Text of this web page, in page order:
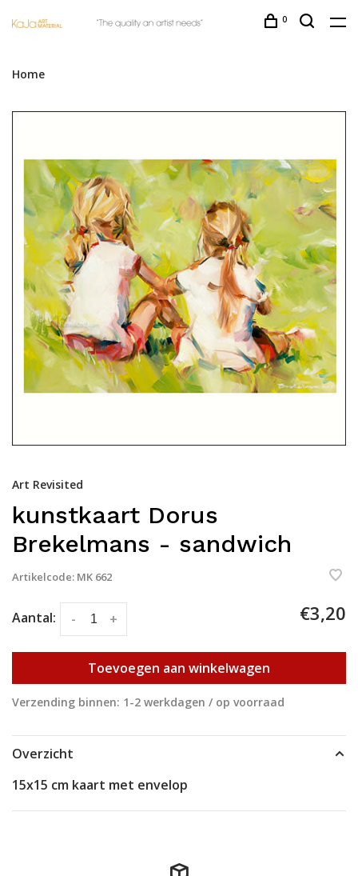
0
Home
Art Revisited
kunstkaart Dorus
Brekelmans - sandwich
Artikelcode: MK 662
Aantal: +
- €3,20
Toevoegen aan winkelwagen
Verzending binnen: 1-2 werkdagen / op voorraad
Overzicht
15x15 cm kaart met envelop